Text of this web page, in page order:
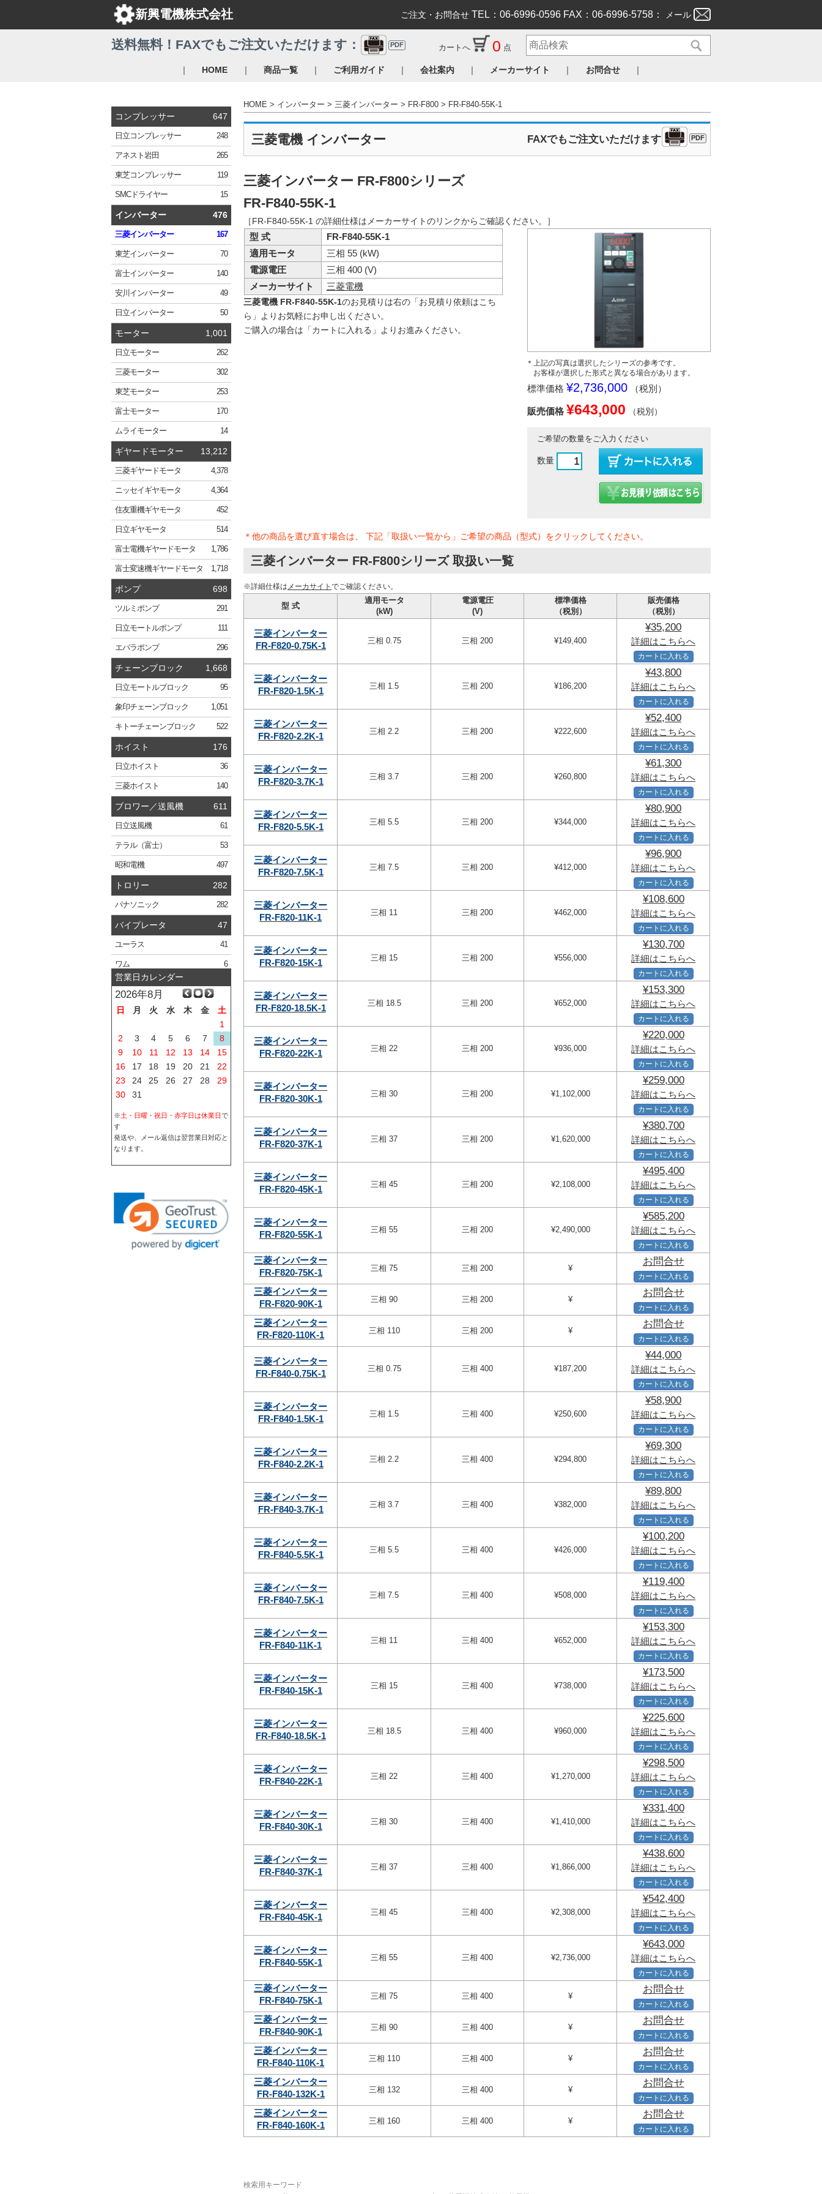
新興電機株式会社 ご注文・お問合せ TEL：06-6996-0596 FAX：06-6996-5758： メール
｜ HOME ｜ 商品一覧 ｜ ご利用ガイド ｜ 会社案内 ｜ メーカーサイト ｜ お問合せ ｜
コンプレッサー 647
日立コンプレッサー 248
アネスト岩田 265
東芝コンプレッサー 119
SMCドライヤー 15
インバーター 476
三菱インバーター 167
東芝インバーター 70
富士インバーター 140
安川 インバーター 49
日立インバーター 50
モーター 1,001
日立モーター 262
三菱モーター 302
東芝モーター 253
富士モーター 170
ムライモーター 14
ギヤードモーター 13,212
三菱ギヤードモータ 4,378
ニッセイギヤモータ 4,364
住友重機ギヤモータ 452
日立ギヤモータ 514
富士電機ギヤードモータ 1,786
富士変速機ギヤードモータ 1,718
ポンプ 698
ツルミ ポンプ 291
日立モートルポンプ 111
エバラポンプ 296
チェーンブロック 1,668
日立モートルブロック 95
象印チェーンブロック 1,051
キトーチェーンブロック 522
ホイスト 176
日立ホイスト 36
三菱ホイスト 140
ブロワー／送風機 611
日立送風機 61
テラル（富士） 53
昭和電機 497
トロリー 282
パナソニック 282
バイブレータ 47
ユーラス 41
ワム 6
営業日カレンダー
2026年8月
日 月 火 水 木 金
土
1
2
3 4 5 6 7
8
9
10 11 12 13 14
15
16
17 18 19 20 21
22
23
24 25 26 27 28
29
30
31
※土・日曜・祝日・赤字日は休業日で
す
発送や、メール返信は翌営業日対応と
なります。
送料無料！FAXでもご注文いただけます： PDF カートへ 0 点
HOME インバーター 三菱インバーター FR-F800 FR-F840-55K-1
三菱電機 インバーター FAXでもご注文いただけます PDF
三菱インバーター FR-F800シリーズ
FR-F840-55K-1
［FR-F840-55K-1 の詳細仕様はメーカーサイトのリンクからご確認ください。］
＊上記の写真は選択したシリーズの参考です。
お客様が選択した形式と異なる場合があります。
標準価格 ¥2,736,000 （税別）
販売価格 ¥643,000 （税別）
ご希望の数量をご入力ください
数量
型 式
FR-F840-55K-1
適用モータ
三相 55 (kW)
電源電圧
三相 400 (V)
メーカーサイト
三菱電機
三菱電機 FR-F840-55K-1のお見積りは右の「お見積り依頼はこち
ら」よりお気軽にお申し出ください。
ご購入の場合は「カートに入れる」よりお進みください。
＊他の商品を選び直す場合は、 下記「取扱い一覧から」ご希望の商品（型式）をクリックしてください。
三菱インバーター FR-F800シリーズ 取扱い一覧
※詳細仕様は メーカサイトでご確認ください。
型 式
適用モータ
(kW)
電源電圧
(V)
標準価格
（税別）
販売価格
（税別）
三菱インバーター
FR-F820-0.75K-1
三相 0.75 三相 200 ¥149,400
¥35,200
詳細はこちらへ
カートに入れる
三菱インバーター
FR-F820-1.5K-1
三相 1.5 三相 200 ¥186,200
¥43,800
詳細はこちらへ
カートに入れる
三菱インバーター
FR-F820-2.2K-1
三相 2.2 三相 200 ¥222,600
¥52,400
詳細はこちらへ
カートに入れる
三菱インバーター
FR-F820-3.7K-1
三相 3.7 三相 200 ¥260,800
¥61,300
詳細はこちらへ
カートに入れる
三菱インバーター
FR-F820-5.5K-1
三相 5.5 三相 200 ¥344,000
¥80,900
詳細はこちらへ
カートに入れる
三菱インバーター
FR-F820-7.5K-1
三相 7.5 三相 200 ¥412,000
¥96,900
詳細はこちらへ
カートに入れる
三菱インバーター
FR-F820-11K-1
三相 11 三相 200 ¥462,000
¥108,600
詳細はこちらへ
カートに入れる
三菱インバーター
FR-F820-15K-1
三相 15 三相 200 ¥556,000
¥130,700
詳細はこちらへ
カートに入れる
三菱インバーター
FR-F820-18.5K-1
三相 18.5 三相 200 ¥652,000
¥153,300
詳細はこちらへ
カートに入れる
三菱インバーター
FR-F820-22K-1
三相 22 三相 200 ¥936,000
¥220,000
詳細はこちらへ
カートに入れる
三菱インバーター
FR-F820-30K-1
三相 30 三相 200 ¥1,102,000
¥259,000
詳細はこちらへ
カートに入れる
三菱インバーター
FR-F820-37K-1
三相 37 三相 200 ¥1,620,000
¥380,700
詳細はこちらへ
カートに入れる
三菱インバーター
FR-F820-45K-1
三相 45 三相 200 ¥2,108,000
¥495,400
詳細はこちらへ
カートに入れる
三菱インバーター
FR-F820-55K-1
三相 55 三相 200 ¥2,490,000
¥585,200
詳細はこちらへ
カートに入れる
三菱インバーター
FR-F820-75K-1
三相 75 三相 200 ¥
お問合せ
カートに入れる
三菱インバーター
FR-F820-90K-1
三相 90 三相 200 ¥
お問合せ
カートに入れる
三菱インバーター
FR-F820-110K-1
三相 110 三相 200 ¥
お問合せ
カートに入れる
三菱インバーター
FR-F840-0.75K-1
三相 0.75 三相 400 ¥187,200
¥44,000
詳細はこちらへ
カートに入れる
三菱インバーター
FR-F840-1.5K-1
三相 1.5 三相 400 ¥250,600
¥58,900
詳細はこちらへ
カートに入れる
三菱インバーター
FR-F840-2.2K-1
三相 2.2 三相 400 ¥294,800
¥69,300
詳細はこちらへ
カートに入れる
三菱インバーター
FR-F840-3.7K-1
三相 3.7 三相 400 ¥382,000
¥89,800
詳細はこちらへ
カートに入れる
三菱インバーター
FR-F840-5.5K-1
三相 5.5 三相 400 ¥426,000
¥100,200
詳細はこちらへ
カートに入れる
三菱インバーター
FR-F840-7.5K-1
三相 7.5 三相 400 ¥508,000
¥119,400
詳細はこちらへ
カートに入れる
三菱インバーター
FR-F840-11K-1
三相 11 三相 400 ¥652,000
¥153,300
詳細はこちらへ
カートに入れる
三菱インバーター
FR-F840-15K-1
三相 15 三相 400 ¥738,000
¥173,500
詳細はこちらへ
カートに入れる
三菱インバーター
FR-F840-18.5K-1
三相 18.5 三相 400 ¥960,000
¥225,600
詳細はこちらへ
カートに入れる
三菱インバーター
FR-F840-22K-1
三相 22 三相 400 ¥1,270,000
¥298,500
詳細はこちらへ
カートに入れる
三菱インバーター
FR-F840-30K-1
三相 30 三相 400 ¥1,410,000
¥331,400
詳細はこちらへ
カートに入れる
三菱インバーター
FR-F840-37K-1
三相 37 三相 400 ¥1,866,000
¥438,600
詳細はこちらへ
カートに入れる
三菱インバーター
FR-F840-45K-1
三相 45 三相 400 ¥2,308,000
¥542,400
詳細はこちらへ
カートに入れる
三菱インバーター
FR-F840-55K-1
三相 55 三相 400 ¥2,736,000
¥643,000
詳細はこちらへ
カートに入れる
三菱インバーター
FR-F840-75K-1
三相 75 三相 400 ¥
お問合せ
カートに入れる
三菱インバーター
FR-F840-90K-1
三相 90 三相 400 ¥
お問合せ
カートに入れる
三菱インバーター
FR-F840-110K-1
三相 110 三相 400 ¥
お問合せ
カートに入れる
三菱インバーター
FR-F840-132K-1
三相 132 三相 400 ¥
お問合せ
カートに入れる
三菱インバーター
FR-F840-160K-1
三相 160 三相 400 ¥
お問合せ
カートに入れる
検索用キーワード